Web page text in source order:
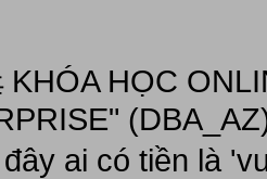
KHÓA HỌC
ai có tiền là